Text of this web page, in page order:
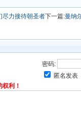
尽力接待朝圣者下一篇:曼纳
密码:
匿名发表
利！